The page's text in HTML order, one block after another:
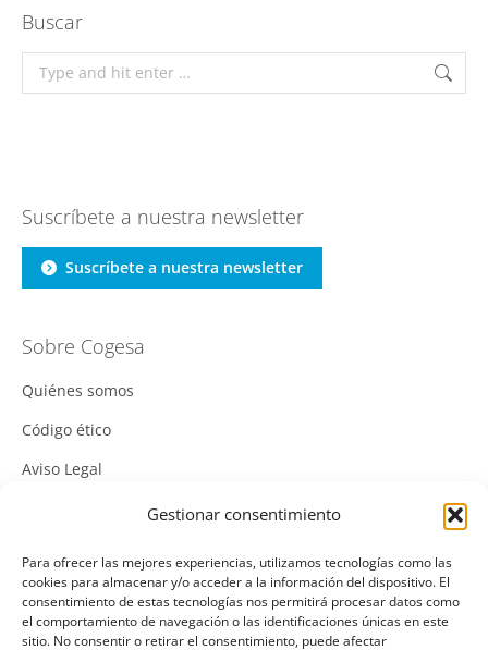
Gestionar consentimiento
Para ofrecer las mejores experiencias, utilizamos tecnologías como las
cookies para almacenar y/o acceder a la información del dispositivo. El
consentimiento de estas tecnologías nos permitirá procesar datos como
el comportamiento de navegación o las identificaciones únicas en este
sitio. No consentir o retirar el consentimiento, puede afectar
Buscar
Search:
Suscríbete a nuestra newsletter
Suscríbete a nuestra newsletter
Sobre Cogesa
Quiénes somos
Código ético
Aviso Legal
Política de Cookies
Política Integrada de Gestión
Política de Calidad